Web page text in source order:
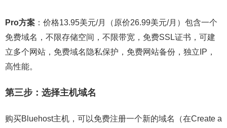
Pro方案 ：价格13.95美元/月（原价26.99美元/月）包含一个
免费域名，不限存储空间，不限带宽，免费SSL证书，可建
立多个网站，免费域名隐私保护，免费网站备份，独立IP，
高性能。
第三步：选择主机域名
购买Bluehost主机，可以免费注册一个新的域名（在Create a